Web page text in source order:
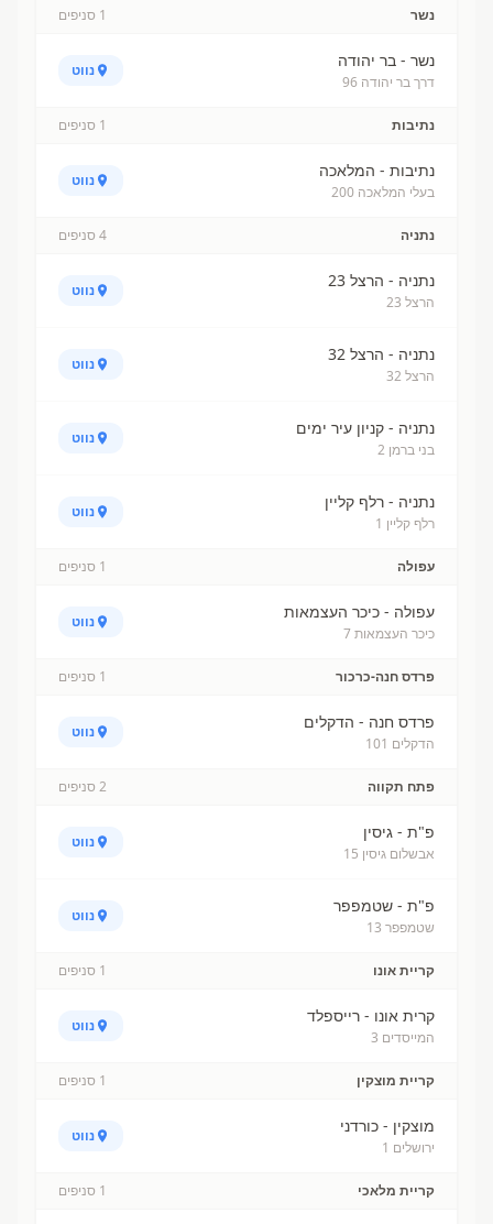
נשר 1 סניפים
נשר - בר יהודה
דרך בר יהודה 96
נווט
נתיבות 1 סניפים
נתיבות - המלאכה
בעלי המלאכה 200
נווט
נתניה 4 סניפים
נתניה - הרצל 23
הרצל 23
נווט
נתניה - הרצל 32
הרצל 32
נווט
נתניה - קניון עיר ימים
בני ברמן 2
נווט
נתניה - רלף קליין
רלף קליין 1
נווט
עפולה 1 סניפים
עפולה - כיכר העצמאות
כיכר העצמאות 7
נווט
פרדס חנה-כרכור 1 סניפים
פרדס חנה - הדקלים
הדקלים 101
נווט
פתח תקווה 2 סניפים
פ"ת - גיסין
אבשלום גיסין 15
נווט
פ"ת - שטמפפר
שטמפפר 13
נווט
קריית אונו 1 סניפים
קרית אונו - רייספלד
המייסדים 3
נווט
קריית מוצקין 1 סניפים
מוצקין - כורדני
ירושלים 1
נווט
קריית מלאכי 1 סניפים